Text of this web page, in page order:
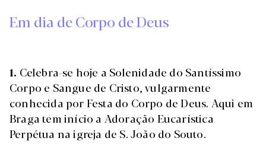
Em dia de Corpo de Deus
1. Celebra-se hoje a Solenidade do Santíssimo
Corpo e Sangue de Cristo, vulgarmente
conhecida por Festa do Corpo de Deus. Aqui em
Braga tem início a Adoração Eucarística
Perpétua na igreja de S. João do Souto.